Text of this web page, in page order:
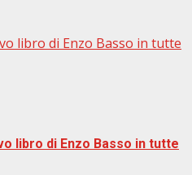
libro di Enzo Basso in tutte
libro di Enzo Basso in tutte